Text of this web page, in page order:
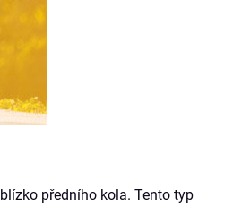
blízko předního kola. Tento typ